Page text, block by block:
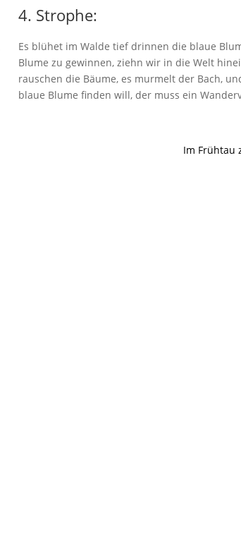
4. Strophe:
Es blühet im Walde tief drinnen die blaue
Blume zu gewinnen, ziehn wir in die Welt
rauschen die Bäume, es murmelt der Bach,
blaue Blume finden will, der muss ein
Im Frühtau